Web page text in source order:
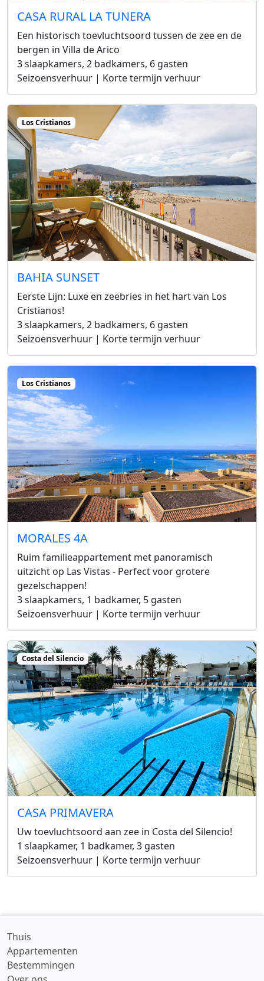
CASA RURAL LA TUNERA
Een historisch toevluchtsoord tussen de zee en de
bergen in Villa de Arico
3 slaapkamers, 2 badkamers, 6 gasten
Seizoensverhuur | Korte termijn verhuur
Los Cristianos
BAHIA SUNSET
Eerste Lijn: Luxe en zeebries in het hart van Los
Cristianos!
3 slaapkamers, 2 badkamers, 6 gasten
Seizoensverhuur | Korte termijn verhuur
Los Cristianos
MORALES 4A
Ruim familieappartement met panoramisch
uitzicht op Las Vistas - Perfect voor grotere
gezelschappen!
3 slaapkamers, 1 badkamer, 5 gasten
Seizoensverhuur | Korte termijn verhuur
Costa del Silencio
CASA PRIMAVERA
Uw toevluchtsoord aan zee in Costa del Silencio!
1 slaapkamer, 1 badkamer, 3 gasten
Seizoensverhuur | Korte termijn verhuur
Thuis
Appartementen
Bestemmingen